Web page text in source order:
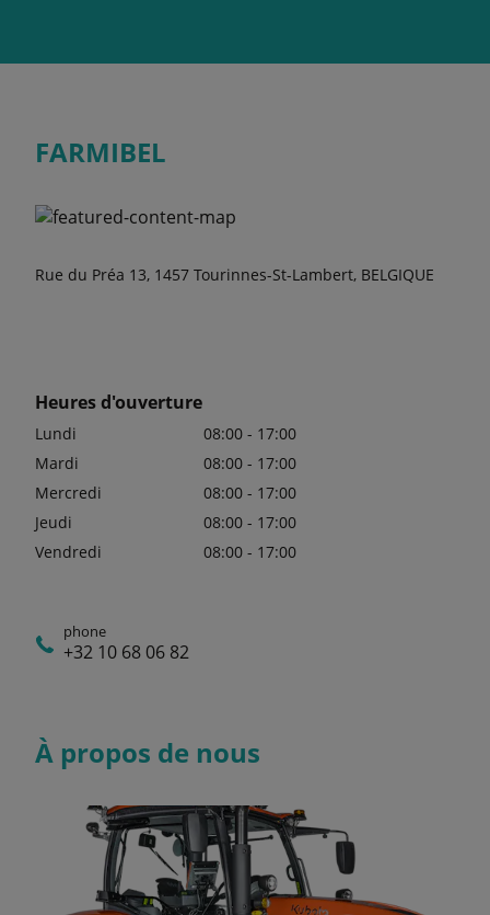
FARMIBEL
Rue du Préa 13, 1457 Tourinnes-St-Lambert, BELGIQUE
Heures d'ouverture
Lundi
08:00 - 17:00
Mardi
08:00 - 17:00
Mercredi
08:00 - 17:00
Jeudi
08:00 - 17:00
Vendredi
08:00 - 17:00
phone
+32 10 68 06 82
À propos de nous